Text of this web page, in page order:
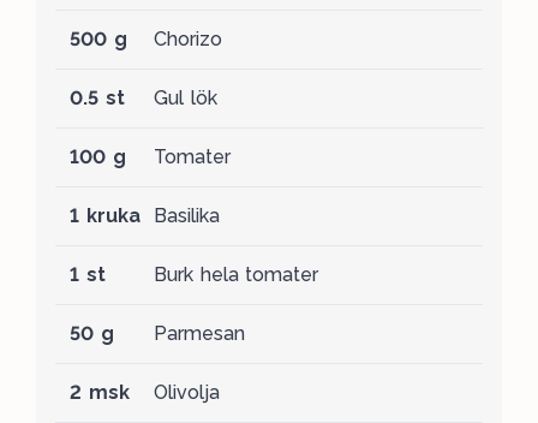
500 g Chorizo
0.5 st Gul lök
100 g Tomater
1 kruka Basilika
1 st Burk hela tomater
50 g Parmesan
2 msk Olivolja